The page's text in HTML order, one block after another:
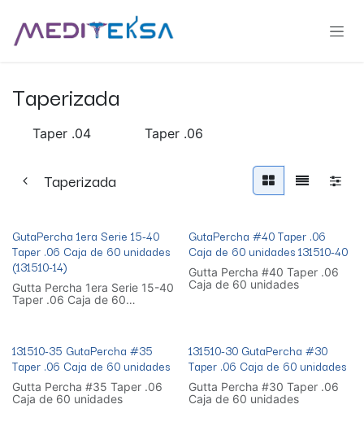
Taperizada
Taper .04 Taper .06
Taperizada
GutaPercha 1era Serie 15-40
Taper .06 Caja de 60 unidades
(131510-14)
Gutta Percha 1era Serie 15-40
Taper .06 Caja de 60
GutaPercha #40 Taper .06
Caja de 60 unidades 131510-40
Gutta Percha #40 Taper .06
Caja de 60 unidades
131510-35 GutaPercha #35
Taper .06 Caja de 60 unidades
Gutta Percha #35 Taper .06
Caja de 60 unidades
131510-30 GutaPercha #30
Taper .06 Caja de 60 unidades
Gutta Percha #30 Taper .06
Caja de 60 unidades